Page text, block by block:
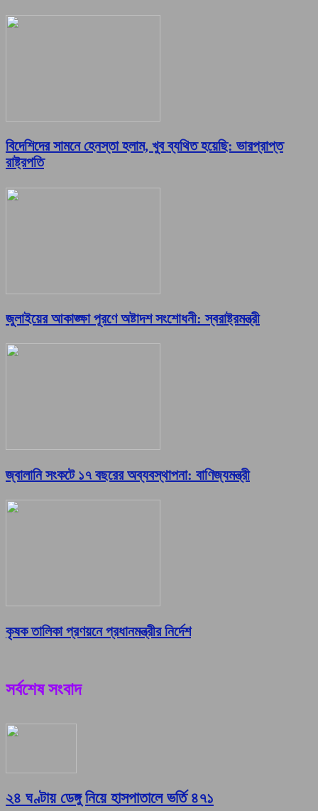
বিদেশিদের সামনে হেনস্তা হলাম, খুব ব্যথিত হয়েছি: ভারপ্রাপ্ত
রাষ্ট্রপতি
জুলাইয়ের আকাঙ্ক্ষা পূরণে অষ্টাদশ সংশোধনী: স্বরাষ্ট্রমন্ত্রী
জ্বালানি সংকটে ১৭ বছরের অব্যবস্থাপনা: বাণিজ্যমন্ত্রী
কৃষক তালিকা প্রণয়নে প্রধানমন্ত্রীর নির্দেশ
সর্বশেষ সংবাদ
২৪ ঘণ্টায় ডেঙ্গু নিয়ে হাসপাতালে ভর্তি ৪৭১